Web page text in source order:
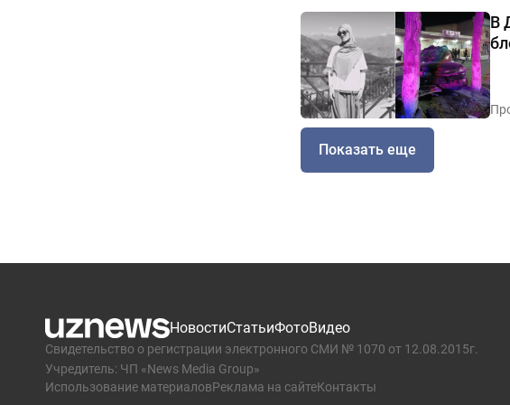
В
Показать еще
НовостиСтатьиФотоВидео
Свидетельство о регистрации электронного СМИ № 1070 от 12.08.2015г.
Учредитель: ЧП «News Media Group»
Использование материаловРеклама на сайтеКонтакты